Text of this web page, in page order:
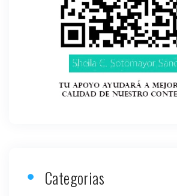
Categorias